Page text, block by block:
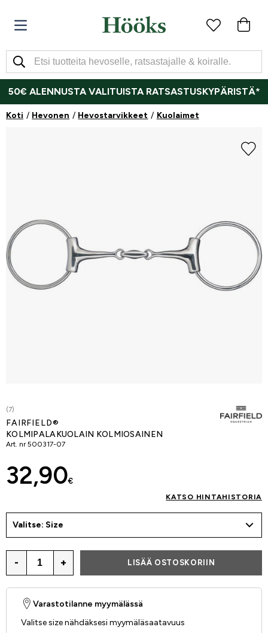
50€ ALENNUSTA VALITUISTA RATSASTUSKYPÄRISTÄ*
Koti Hevonen Hevostarvikkeet Kuolaimet
(7)
FAIRFIELD®
KOLMIPALAKUOLAIN KOLMIOSAINEN
Art. nr 500317-07
32,90€
KATSO HINTAHISTORIA
Valitse: Size
- + LISÄÄ OSTOSKORIIN
Varastotilanne myymälässä
Valitse size nähdäksesi myymäläsaatavuus